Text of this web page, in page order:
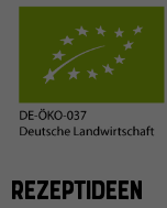
REZEPTIDEEN